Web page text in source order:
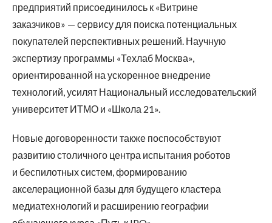
предприятий присоединилось к «Витрине
заказчиков» — сервису для поиска потенциальных
покупателей перспективных решений. Научную
экспертизу программы «Техлаб Москва»,
ориентированной на ускоренное внедрение
технологий, усилят Национальный исследовательский
университет ИТМО и «Школа 21».
Новые договоренности также поспособствуют
развитию столичного центра испытания роботов
и беспилотных систем, формированию
акселерационной базы для будущего кластера
медиатехнологий и расширению географии